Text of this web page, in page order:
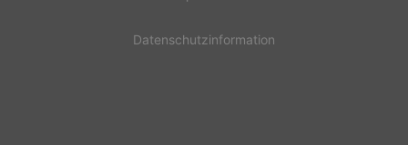
Datenschutzinformation